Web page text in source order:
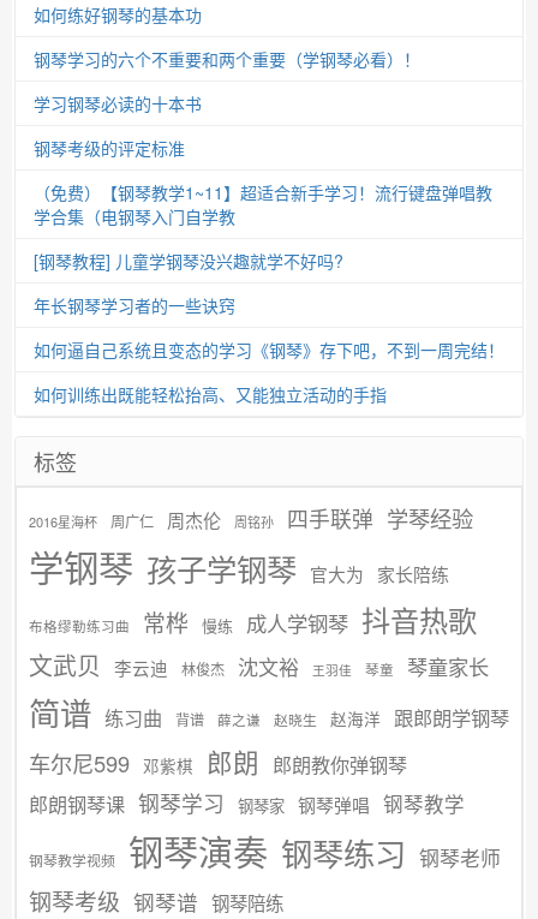
如何练好钢琴的基本功
钢琴学习的六个不重要和两个重要（学钢琴必看）！
学习钢琴必读的十本书
钢琴考级的评定标准
（免费）【钢琴教学1~11】超适合新手学习！流行键盘弹唱教
学合集（电钢琴入门自学教
[钢琴教程] 儿童学钢琴没兴趣就学不好吗?
年长钢琴学习者的一些诀窍
如何逼自己系统且变态的学习《钢琴》存下吧，不到一周完结！
如何训练出既能轻松抬高、又能独立活动的手指
标签
2016星海杯 周广仁 周杰伦 周铭孙 四手联弹 学琴经验
学钢琴 孩子学钢琴 官大为 家长陪练
布格缪勒练习曲 常桦 慢练 成人学钢琴 抖音热歌
文武贝 李云迪 林俊杰 沈文裕 王羽佳 琴童 琴童家长
简谱 练习曲 背谱 薛之谦 赵晓生 赵海洋 跟郎朗学钢琴
车尔尼599 邓紫棋 郎朗 郎朗教你弹钢琴
郎朗钢琴课 钢琴学习 钢琴家 钢琴弹唱 钢琴教学
钢琴教学视频 钢琴演奏 钢琴练习 钢琴老师
钢琴考级 钢琴谱 钢琴陪练